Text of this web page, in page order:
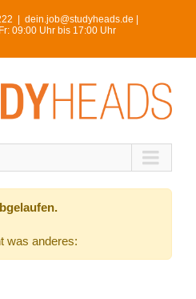
dein.job@studyheads.de |
09:00 Uhr bis 17:00 Uhr
was anderes: